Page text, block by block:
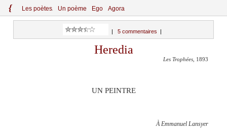
{ Les poètes Un poème Ego Agora
5 commentaires
Heredia
Les Trophées , 1893
UN PEINTRE
À Emmanuel Lansyer